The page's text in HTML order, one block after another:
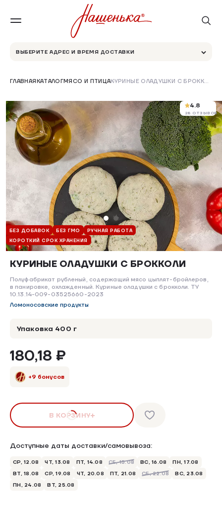
ВЫБЕРИТЕ АДРЕС И ВРЕМЯ ДОСТАВКИ
ГЛАВНАЯКАТАЛОГМЯСО И ПТИЦА КУРИНЫЕ ОЛАДУШКИ С БРОККОЛИ
4.8
28 ОТЗЫВОВ
БЕЗ ДОБАВОК БЕЗ ГМО
РУЧНАЯ РАБОТА
КОРОТКИЙ СРОК ХРАНЕНИЯ
КУРИНЫЕ ОЛАДУШКИ С БРОККОЛИ
Полуфабрикат рубленый, содержащий мясо цыплят-бройлеров,
в панировке, охлажденный. Куриные оладушки с брокколи. ТУ
10.13.14-009-03525660-2023
Ломоносовские продукты
Доступные даты доставки/самовывоза:
СР, 12.08 ЧТ, 13.08 ПТ, 14.08 СБ, 15.08 ВС, 16.08
ПН, 17.08
ВТ, 18.08
СР, 19.08 ЧТ, 20.08 ПТ, 21.08 СБ, 22.08
ВС, 23.08
ПН, 24.08
ВТ, 25.08
Упаковка 400 г
180,18 ₽
+9 бонусов
В КОРЗИНУ